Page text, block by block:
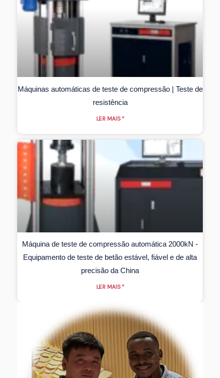
Máquinas automáticas de teste de compressão | Teste de
resistência
LER MAIS "
Máquina de teste de compressão automática 2000kN -
Equipamento de teste de betão estável, fiável e de alta
precisão da China
LER MAIS "